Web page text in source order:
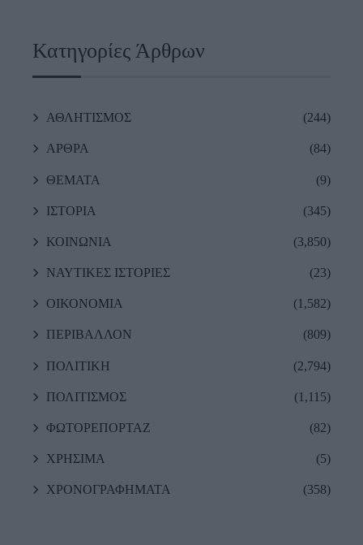
Κατηγορίες Άρθρων
ΑΘΛΗΤΙΣΜΟΣ (244)
ΑΡΘΡΑ (84)
ΘΕΜΑΤΑ (9)
ΙΣΤΟΡΙΑ (345)
ΚΟΙΝΩΝΙΑ (3,850)
ΝΑΥΤΙΚΕΣ ΙΣΤΟΡΙΕΣ (23)
ΟΙΚΟΝΟΜΙΑ (1,582)
ΠΕΡΙΒΑΛΛΟΝ (809)
ΠΟΛΙΤΙΚΗ (2,794)
ΠΟΛΙΤΙΣΜΟΣ (1,115)
ΦΩΤΟΡΕΠΟΡΤΑΖ (82)
ΧΡΗΣΙΜΑ (5)
ΧΡΟΝΟΓΡΑΦΗΜΑΤΑ (358)